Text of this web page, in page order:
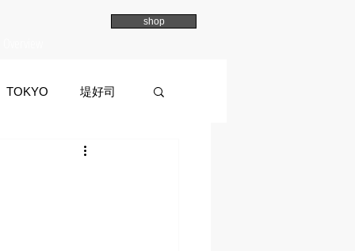
shop
TOKYO 堤好司
イマイマユ